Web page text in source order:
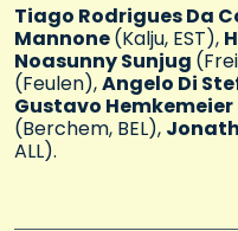
Tiago Rodrigues Da
Mannone(Kalju, EST),
Noasunny Sunjug
(Feulen),Angelo Di
Gustavo Hemkemeier
(Berchem, BEL),
ALL).